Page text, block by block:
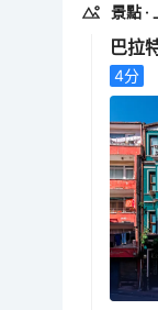
景點 ·
巴拉
4分